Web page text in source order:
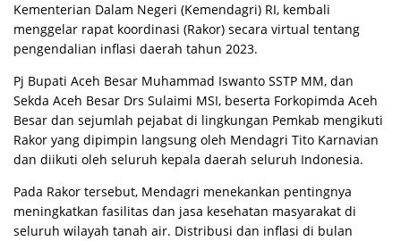
Kementerian Dalam Negeri (Kemendagri) RI, kembali
menggelar rapat koordinasi (Rakor) secara virtual tentang
pengendalian inflasi daerah tahun 2023.
Pj Bupati Aceh Besar Muhammad Iswanto SSTP MM, dan
Sekda Aceh Besar Drs Sulaimi MSI, beserta Forkopimda Aceh
Besar dan sejumlah pejabat di lingkungan Pemkab mengikuti
Rakor yang dipimpin langsung oleh Mendagri Tito Karnavian
dan diikuti oleh seluruh kepala daerah seluruh Indonesia.
Pada Rakor tersebut, Mendagri menekankan pentingnya
meningkatkan fasilitas dan jasa kesehatan masyarakat di
seluruh wilayah tanah air. Distribusi dan inflasi di bulan